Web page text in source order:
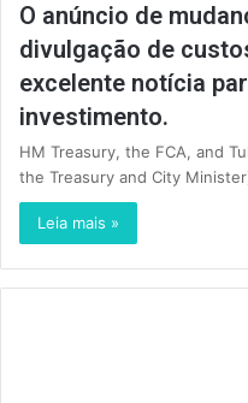
O anúncio de
divulgação de
excelente notícia
investimento.
HM Treasury, the FCA, and
the Treasury and City
Leia mais »